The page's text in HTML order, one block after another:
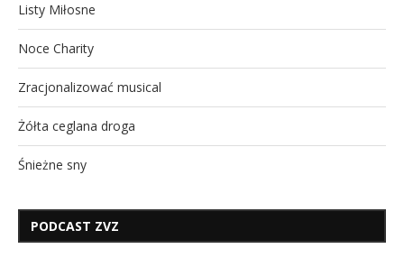
Listy Miłosne
Noce Charity
Zracjonalizować musical
Żółta ceglana droga
Śnieżne sny
PODCAST ZVZ